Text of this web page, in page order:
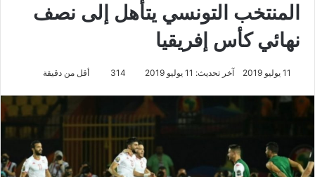
المنتخب التونسي يتأهل إلى نصف
نهائي كأس إفريقيا
11 يوليو 2019 آخر تحديث: 11 يوليو 2019 314 أقل من دقيقة